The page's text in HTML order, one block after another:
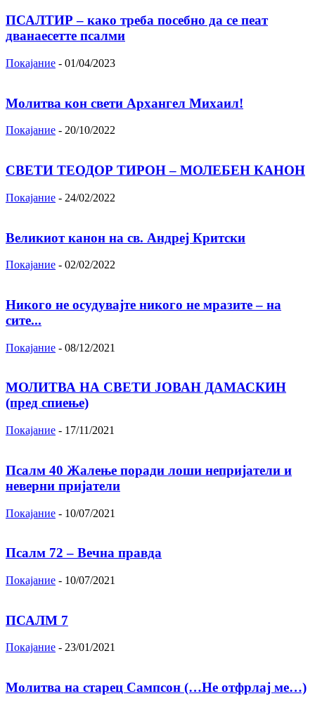
ПСАЛТИР – како треба посебно да се пеат
дванаесетте псалми
Покајание - 01/04/2023
Молитва кон свети Архангел Михаил!
Покајание - 20/10/2022
СВЕТИ ТЕОДОР ТИРОН – МОЛЕБЕН КАНОН
Покајание - 24/02/2022
Великиот канон на св. Андреј Критски
Покајание - 02/02/2022
Никого не осудувајте никого не мразите – на
сите...
Покајание - 08/12/2021
МОЛИТВА НА СВЕТИ ЈОВАН ДАМАСКИН
(пред спиење)
Покајание - 17/11/2021
Псалм 40 Жалење поради лоши непријатели и
неверни пријатели
Покајание - 10/07/2021
Псалм 72 – Вечна правда
Покајание - 10/07/2021
ПСАЛМ 7
Покајание - 23/01/2021
Молитва на старец Сампсон (…Не отфрлај ме…)